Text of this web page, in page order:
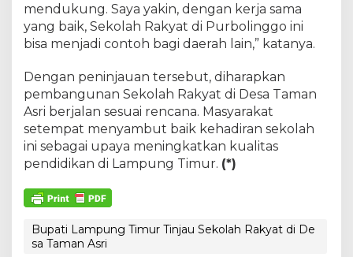
mendukung. Saya yakin, dengan kerja sama
yang baik, Sekolah Rakyat di Purbolinggo ini
bisa menjadi contoh bagi daerah lain,” katanya.
Dengan peninjauan tersebut, diharapkan
pembangunan Sekolah Rakyat di Desa Taman
Asri berjalan sesuai rencana. Masyarakat
setempat menyambut baik kehadiran sekolah
ini sebagai upaya meningkatkan kualitas
pendidikan di Lampung Timur. (*)
Bupati Lampung Timur Tinjau Sekolah Rakyat di De
sa Taman Asri